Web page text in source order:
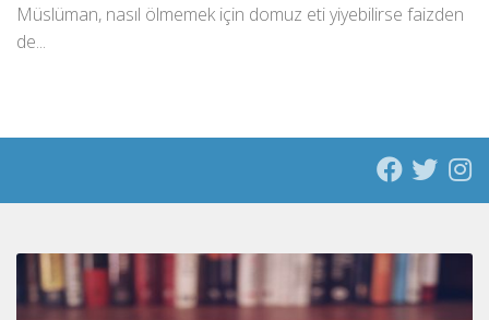
Müslüman, nasıl ölmemek için domuz eti yiyebilirse faizden
de...